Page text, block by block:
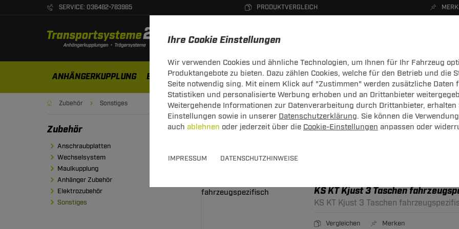
Ihre Cookie Einstellungen
Wir verwenden Cookies und ähnliche Technologien, um Ihnen für Ihr Fahrzeug
Produktangebote zu bieten. Dazu zählen Cookies, welche für den Betrieb und die
Seite notwendig sing. Mit einem Klick auf "Zustimmen" werden zusätzliche Daten
Statistiken und personalisierte Werbung erhoben und an Drittanbieter
Weitergehende Informationen zur Datenverarbeitung durch Drittanbieter, erhalten
Einstellungen sowie in unserer Datenschutzerklärung. Sie können die
auch ablehnen oder jederzeit über die Cookie-Einstellungen anpassen oder
IMPRESSUM DATENSCHUTZHINWEISE
SERVICE: 036482-783985 PRODUKTVERGLEICH
ANHÄNGERKUPPLUNG ELEKTROSÄTZE DACHTRÄGER DACHBOXEN FAHRRADTRÄGER ZUBEHÖR
Zubehör Sonstiges
Zubehör
Anschraubplatten
Wechselsystem
Maulkupplung
Anhänger Zubehör
Elektrozubehör
Sonstiges
Sonstiges
Seite 6 von 43
KS KT Kjust 3 Taschen
KS KT Kjust 3 Taschen
Vergleichen Merken